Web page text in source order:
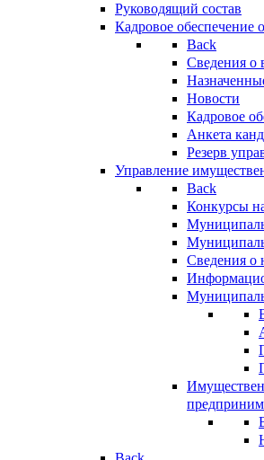
Руководящий состав
Кадровое обеспечение
Back
Сведения о
Новости
Кадровое
Анкета
Резерв
Управление
Back
Конкурсы
Сведения о